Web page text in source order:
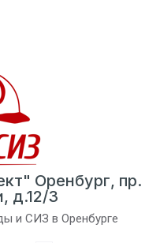
Оренбург, пр.
д.12/3
и СИЗ в Оренбурге